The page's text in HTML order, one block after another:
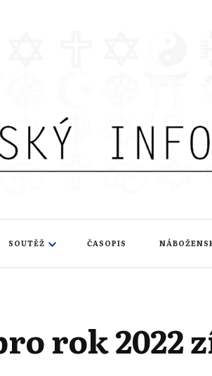
SOUTĚŽ ČASOPIS
rok 2022